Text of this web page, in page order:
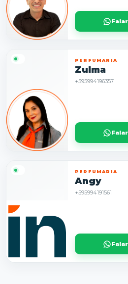
PERFUMARIA
Zulma
+595994196357
PERFUMARIA
Angy
+595994191561